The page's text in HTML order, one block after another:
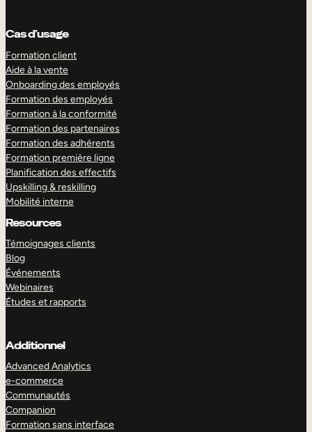
Cas d’usage
Formation client
Aide à la vente
Onboarding des employés
Formation des employés
Formation à la conformité
Formation des partenaires
Formation des adhérents
Formation première ligne
Planification des effectifs
Upskilling & reskilling
Mobilité interne
Resources
Témoignages clients
Blog
Événements
Webinaires
Études et rapports
Additionnel
Advanced Analytics
e-commerce
Communautés
Companion
Formation sans interface